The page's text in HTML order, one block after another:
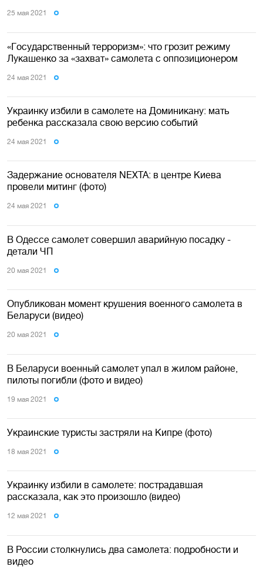
25 мая 2021
«Государственный терроризм»: что грозит режиму
Лукашенко за «захват» самолета с оппозиционером
24 мая 2021
Украинку избили в самолете на Доминикану: мать
ребенка рассказала свою версию событий
24 мая 2021
Задержание основателя NEXTA: в центре Киева
провели митинг (фото)
24 мая 2021
В Одессе самолет совершил аварийную посадку -
детали ЧП
20 мая 2021
Опубликован момент крушения военного самолета в
Беларуси (видео)
20 мая 2021
В Беларуси военный самолет упал в жилом районе,
пилоты погибли (фото и видео)
19 мая 2021
Украинские туристы застряли на Кипре (фото)
18 мая 2021
Украинку избили в самолете: пострадавшая
рассказала, как это произошло (видео)
12 мая 2021
В России столкнулись два самолета: подробности и
видео